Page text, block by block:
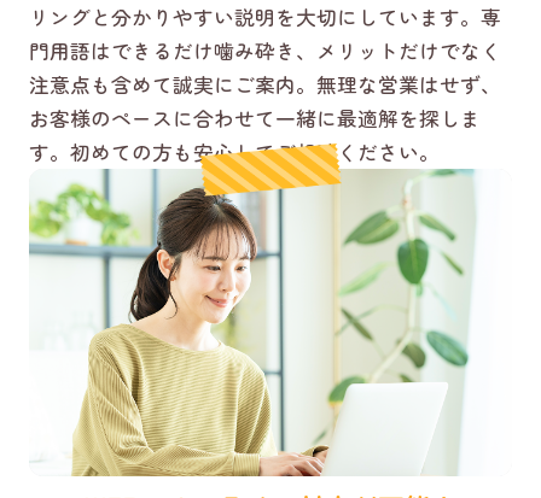
リングと分かりやすい説明を大切にしています。専
門用語はできるだけ噛み砕き、メリットだけでなく
注意点も含めて誠実にご案内。無理な営業はせず、
お客様のペースに合わせて一緒に最適解を探しま
す。初めての方も安心してご相談ください。